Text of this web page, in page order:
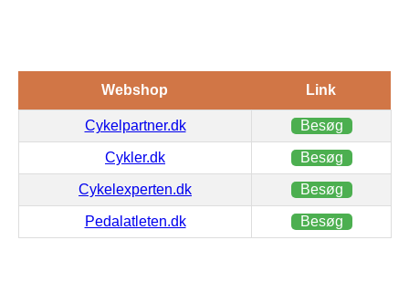
Webshop Link
Cykelpartner.dk Besøg
Cykler.dk Besøg
Cykelexperten.dk Besøg
Pedalatleten.dk Besøg